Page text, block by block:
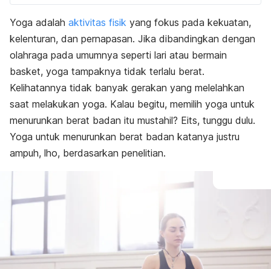
Yoga adalah aktivitas fisik yang fokus pada kekuatan,
kelenturan, dan pernapasan. Jika dibandingkan dengan
olahraga pada umumnya seperti lari atau bermain
basket, yoga tampaknya tidak terlalu berat.
Kelihatannya tidak banyak gerakan yang melelahkan
saat melakukan yoga. Kalau begitu, memilih yoga untuk
menurunkan berat badan itu mustahil? Eits, tunggu dulu.
Yoga untuk menurunkan berat badan katanya justru
ampuh, lho, berdasarkan penelitian.